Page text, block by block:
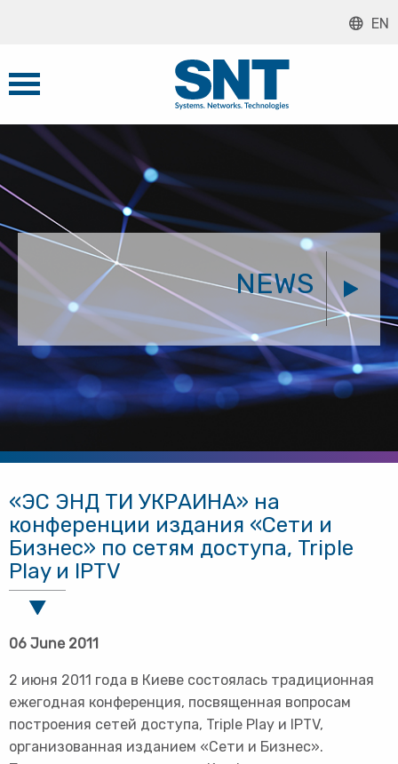
EN
NEWS
«ЭС ЭНД ТИ УКРАИНА» на
конференции издания «Сети и
Бизнес» по сетям доступа, Triple
Play и IPTV
06 June 2011
2 июня 2011 года в Киеве состоялась традиционная
ежегодная конференция, посвященная вопросам
построения сетей доступа, Triple Play и IPTV,
организованная изданием «Сети и Бизнес».